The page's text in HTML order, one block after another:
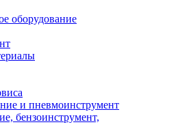
оборудование
и пневмоинструмент
бензоинструмент,